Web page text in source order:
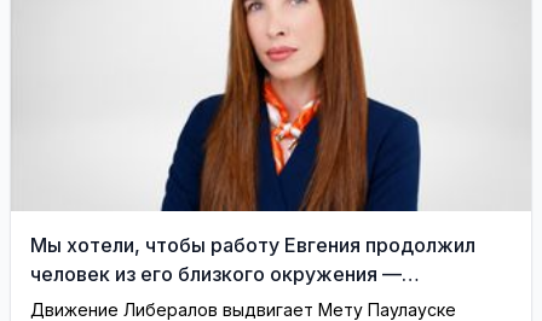
Мы хотели, чтобы работу Евгения продолжил
человек из его близкого окружения —
Висагинское отделение Либерального движения
Движение Либералов выдвигает Мету Паулауске